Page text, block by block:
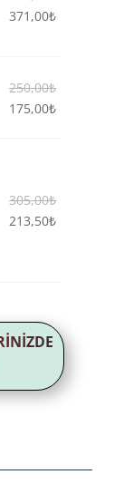
fiyat:
371,00₺Şu
fiyat:
250,00₺Orijinal
fiyat:
175,00₺Şu
305,00₺Orijinal
fiyat:
213,50₺Şu
213,50₺.